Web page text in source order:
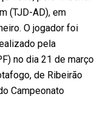
(TJD-AD), em
O jogador foi
pela
no dia 21 de março
de Ribeirão
Campeonato